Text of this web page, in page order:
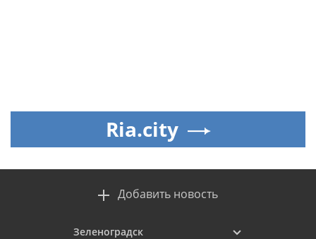
Ria.city
Добавить новость
Зеленоградск